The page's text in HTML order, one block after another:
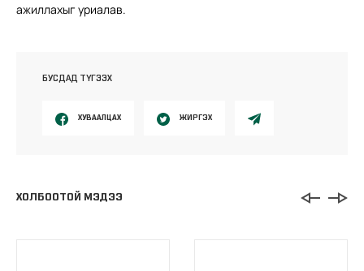
ажиллахыг уриалав.
БУСДАД ТҮГЭЭХ
ХУВААЛЦАХ ЖИРГЭХ
ХОЛБООТОЙ МЭДЭЭ